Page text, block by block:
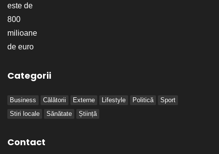
Categorii
Business Călătorii Externe Lifestyle Politică
Sport
Stiri locale
Sănătate Știință
Contact